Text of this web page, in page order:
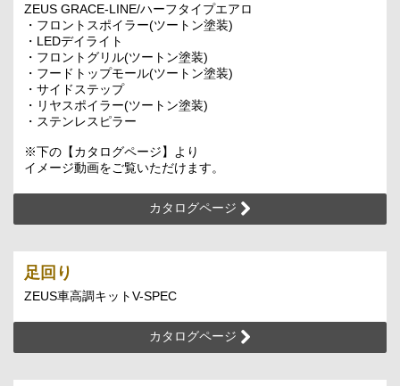
ZEUS GRACE-LINE/ハーフタイプエアロ
・フロントスポイラー(ツートン塗装)
・LEDデイライト
・フロントグリル(ツートン塗装)
・フードトップモール(ツートン塗装)
・サイドステップ
・リヤスポイラー(ツートン塗装)
・ステンレスピラー
※下の【カタログページ】より
イメージ動画をご覧いただけます。
カタログページ
足回り
ZEUS車高調キットV-SPEC
カタログページ